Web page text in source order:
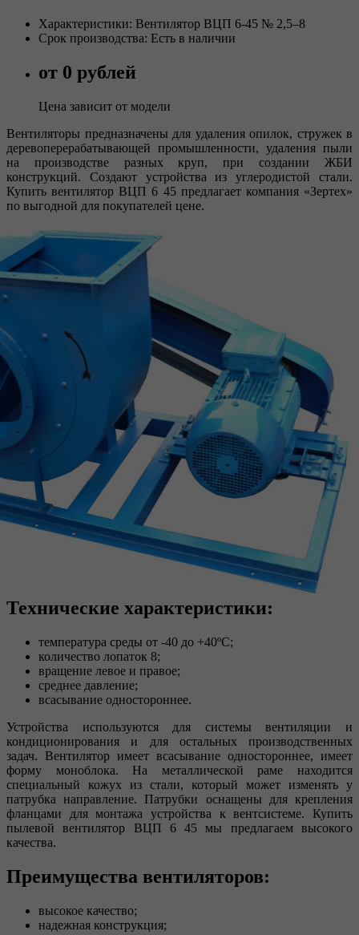
Характеристики: Вентилятор ВЦП 6-45 № 2,5–8
Срок производства: Есть в наличии
от 0 рублей
Цена зависит от модели
Вентиляторы предназначены для удаления опилок, стружек в
деревоперерабатывающей промышленности, удаления пыли
на производстве разных круп, при создании ЖБИ
конструкций. Создают устройства из углеродистой стали.
Купить вентилятор ВЦП 6 45 предлагает компания «Зертех»
по выгодной для покупателей цене.
Технические характеристики:
температура среды от -40 до +40ºС;
количество лопаток 8;
вращение левое и правое;
среднее давление;
всасывание одностороннее.
Устройства используются для системы вентиляции и
кондиционирования и для остальных производственных
задач. Вентилятор имеет всасывание одностороннее, имеет
форму моноблока. На металлической раме находится
специальный кожух из стали, который может изменять у
патрубка направление. Патрубки оснащены для крепления
фланцами для монтажа устройства к вентсистеме. Купить
пылевой вентилятор ВЦП 6 45 мы предлагаем высокого
качества.
Преимущества вентиляторов:
высокое качество;
надежная конструкция;